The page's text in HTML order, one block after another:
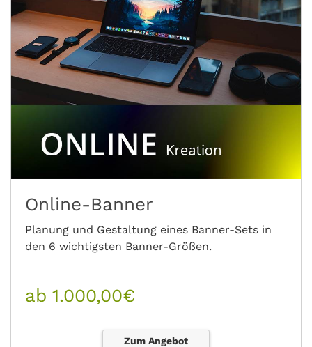
Online-Banner
Planung und Gestaltung eines Banner-Sets in
den 6 wichtigsten Banner-Größen.
ab 1.000,00€
Zum Angebot